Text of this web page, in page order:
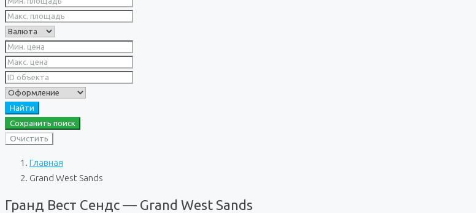
Найти
Сохранить поиск
Очистить
Главная
Grand West Sands
Гранд Вест Сендс — Grand West Sands